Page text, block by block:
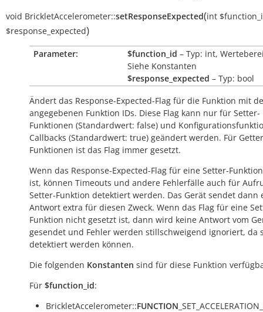
void BrickletAccelerometer::setResponseExpected(int
$response_expected)
Parameter: $function_id – Typ: int,
Siehe Konstanten
$response_expected – Typ: bool
Ändert das Response-Expected-Flag für die Funktion mit
angegebenen Funktion IDs. Diese Flag kann nur für Setter-
Funktionen (Standardwert: false) und
Callbacks (Standardwert: true) geändert werden. Für
Funktionen ist das Flag immer gesetzt.
Wenn das Response-Expected-Flag für eine Setter-
ist, können Timeouts und andere Fehlerfälle auch für
Setter-Funktion detektiert werden. Das Gerät sendet dann
Antwort extra für diesen Zweck. Wenn das Flag für eine
Funktion nicht gesetzt ist, dann wird keine Antwort vom
gesendet und Fehler werden stillschweigend ignoriert, da
detektiert werden können.
Die folgenden Konstanten sind für diese Funktion
Für $function_id:
BrickletAccelerometer::FUNCTION